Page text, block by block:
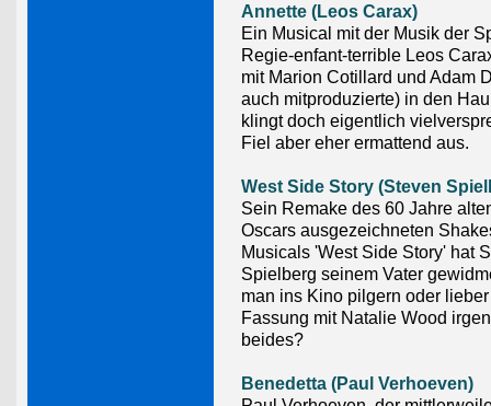
Annette (Leos Carax)
Ein Musical mit der Musik der
Regie-enfant-terrible Leos
mit Marion Cotillard und Adam
auch mitproduzierte) in den
klingt doch eigentlich
Fiel aber eher ermattend aus.
West Side Story (Steven
Sein Remake des 60 Jahre
Oscars ausgezeichneten
Musicals 'West Side Story' hat
Spielberg seinem Vater
man ins Kino pilgern oder
Fassung mit Natalie Wood
beides?
Benedetta (Paul Verhoeven)